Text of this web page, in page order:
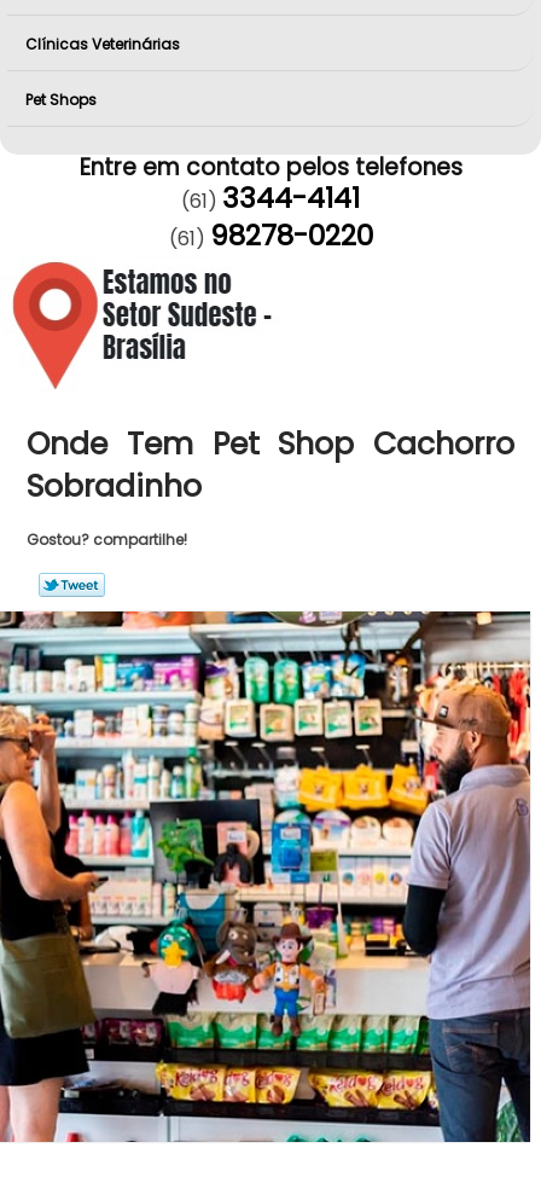
Clínicas Veterinárias
Pet Shops
Entre em contato pelos telefones
(61) 3344-4141
(61) 98278-0220
Onde Tem Pet Shop Cachorro
Sobradinho
Gostou? compartilhe!